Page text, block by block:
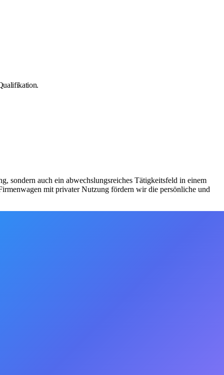
sondern auch ein abwechslungsreiches Tätigkeitsfeld in einem
mit privater Nutzung fördern wir die persönliche und